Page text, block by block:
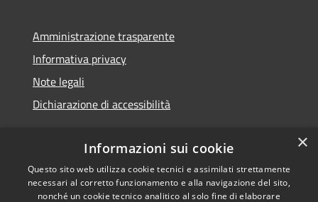
Amministrazione trasparente
Informativa privacy
Note legali
Dichiarazione di accessibilità
RSS
Accessibilità
Copyright © 2026 • Comune di
Noventa Padovana • Powered
×
Informazioni sui cookie
Questo sito web utilizza cookie tecnici e assimilati strettamente
necessari al corretto funzionamento e alla navigazione del sito,
nonché un cookie tecnico analitico al solo fine di elaborare